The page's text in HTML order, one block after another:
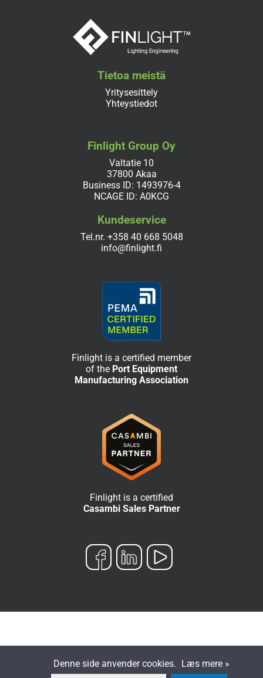
Tietoa meistä
Yritysesittely
Yhteystiedot
Finlight Group Oy
Valtatie 10
37800 Akaa
Business ID: 1493976-4
NCAGE ID: A0KCG
Kundeservice
Tel.nr. +358 40 668 5048
info@finlight.fi
Finlight is a certified member
of the Port Equipment
Manufacturing Association
Finlight is a certified
Casambi Sales Partner
Denne side anvender cookies. Læs mere »